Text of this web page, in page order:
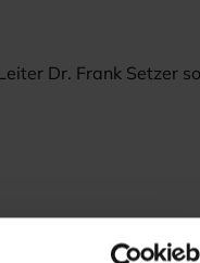
Dr. Frank Setzer